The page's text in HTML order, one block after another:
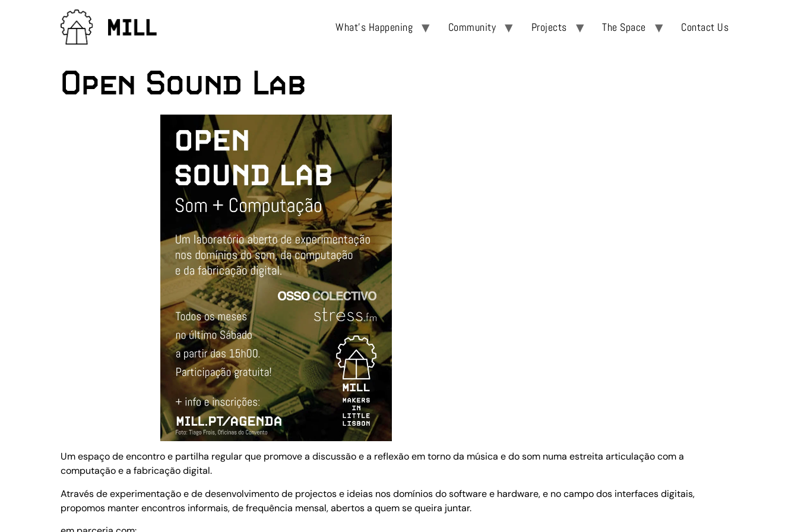
What’s Happening Community Projects The Space Contact Us
Open Sound Lab
Um espaço de encontro e partilha regular que promove a discussão e a reflexão em torno da música e do som numa estreita articulação com a
computação e a fabricação digital.
Através de experimentação e de desenvolvimento de projectos e ideias nos domínios do software e hardware, e no campo dos interfaces digitais,
propomos manter encontros informais, de frequência mensal, abertos a quem se queira juntar.